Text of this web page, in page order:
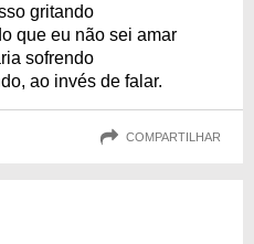
gritando
que eu não sei amar
sofrendo
ao invés de falar.
COMPARTILHAR